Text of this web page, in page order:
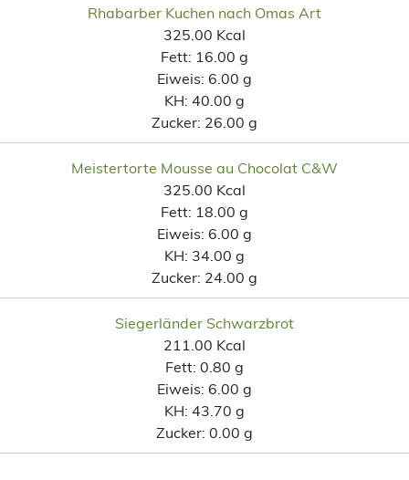
Rhabarber Kuchen nach Omas Art
325.00 Kcal
Fett: 16.00 g
Eiweis: 6.00 g
KH: 40.00 g
Zucker: 26.00 g
Meistertorte Mousse au Chocolat C&W
325.00 Kcal
Fett: 18.00 g
Eiweis: 6.00 g
KH: 34.00 g
Zucker: 24.00 g
Siegerländer Schwarzbrot
211.00 Kcal
Fett: 0.80 g
Eiweis: 6.00 g
KH: 43.70 g
Zucker: 0.00 g